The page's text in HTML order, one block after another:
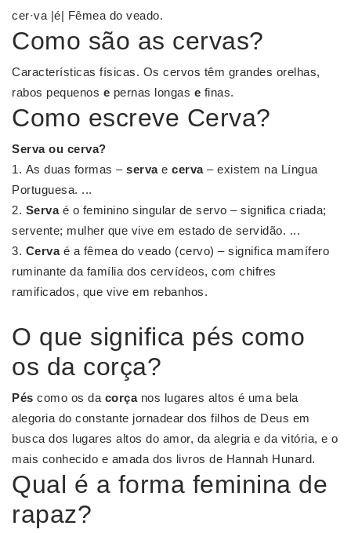
cer·va |é| Fêmea do veado.
Como são as cervas?
Características físicas. Os cervos têm grandes orelhas,
rabos pequenos e pernas longas e finas.
Como escreve Cerva?
Servaou cerva?
As duas formas – servae cerva– existem na Língua
Portuguesa. ...
Servaé o feminino singular de servo – significa criada;
servente; mulher que vive em estado de servidão. ...
Cervaé a fêmea do veado (cervo) – significa mamífero
ruminante da família dos cervídeos, com chifres
ramificados, que vive em rebanhos.
O que significa pés como
os da corça?
Pés como os da corçanos lugares altos é uma bela
alegoria do constante jornadear dos filhos de Deus em
busca dos lugares altos do amor, da alegria e da vitória, e o
mais conhecido e amada dos livros de Hannah Hunard.
Qual é a forma feminina de
rapaz?